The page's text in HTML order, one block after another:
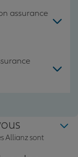
assurance
Allianz sont